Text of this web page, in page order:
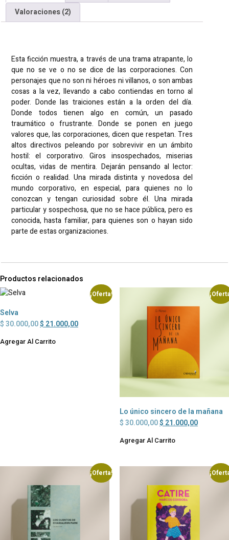
Valoraciones (2)
Esta ficción muestra, a través de una trama atrapante, lo
que no se ve o no se dice de las corporaciones. Con
personajes que no son ni héroes ni villanos, o son ambas
cosas a la vez, llevando a cabo contiendas en torno al
poder. Donde las traiciones están a la orden del día.
Donde todos tienen algo en común, un pasado
traumático o frustrante. Donde se ponen en juego
valores que, las corporaciones, dicen que respetan. Tres
altos directivos peleando por sobrevivir en un ámbito
hostil: el corporativo. Giros insospechados, miserias
ocultas, vidas de mentira. Dejarán pensando al lector:
ficción o realidad. Una mirada distinta y novedosa del
mundo corporativo, en especial, para quienes no lo
conozcan y tengan curiosidad sobre él. Una mirada
particular y sospechosa, que no se hace pública, pero es
conocida, hasta familiar, para quienes son o hayan sido
parte de estas organizaciones.
Productos relacionados
¡Oferta!
Selva
$ 30.000,00$ 21.000,00
Agregar Al Carrito
Lo único sincero de la mañana
$ 30.000,00$ 21.000,00
Agregar Al Carrito
¡Oferta!